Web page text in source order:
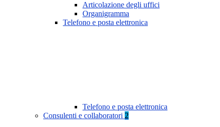
Articolazione degli uffici
Organigramma
Telefono e posta elettronica
Telefono e posta elettronica
Consulenti e collaboratori 2